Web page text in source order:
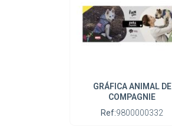
GRÁFICA ANIMAL DE
COMPAGNIE
Ref:9800000332